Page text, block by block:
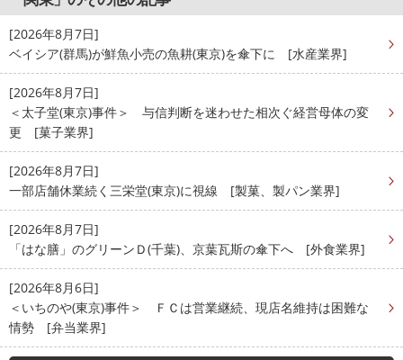
[2026年8月7日]
ベイシア(群馬)が鮮魚小売の魚耕(東京)を傘下に [水産業界]
[2026年8月7日]
＜太子堂(東京)事件＞ 与信判断を迷わせた相次ぐ経営母体の変
更 [菓子業界]
[2026年8月7日]
一部店舗休業続く三栄堂(東京)に視線 [製菓、製パン業界]
[2026年8月7日]
「はな膳」のグリーンＤ(千葉)、京葉瓦斯の傘下へ [外食業界]
[2026年8月6日]
＜いちのや(東京)事件＞ ＦＣは営業継続、現店名維持は困難な
情勢 [弁当業界]